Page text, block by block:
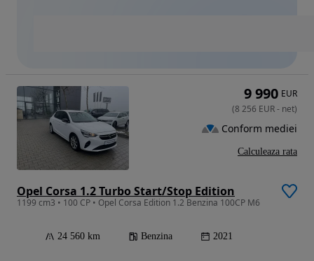
Opel Corsa 1.2 Turbo Start/Stop Edition
1199 cm3 • 100 CP • Opel Corsa Edition 1.2 Benzina 100CP M6
24 560 km Benzina 2021
9 990 EUR
(8 256 EUR- net)
Conform mediei
Calculeaza rata